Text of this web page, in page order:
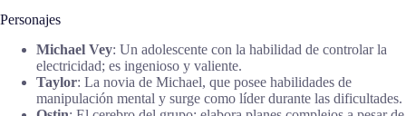
Personajes
Michael Vey: Un adolescente con la habilidad de controlar la
electricidad; es ingenioso y valiente.
Taylor: La novia de Michael, que posee habilidades de
manipulación mental y surge como líder durante las dificultades.